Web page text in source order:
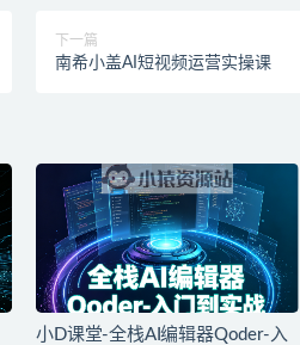
下一篇
南希小盖AI短视频运营实操课
小D课堂-全栈AI编辑器Qoder-入